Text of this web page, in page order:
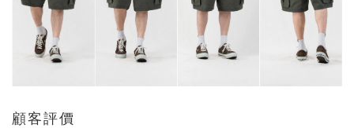
顧客評價